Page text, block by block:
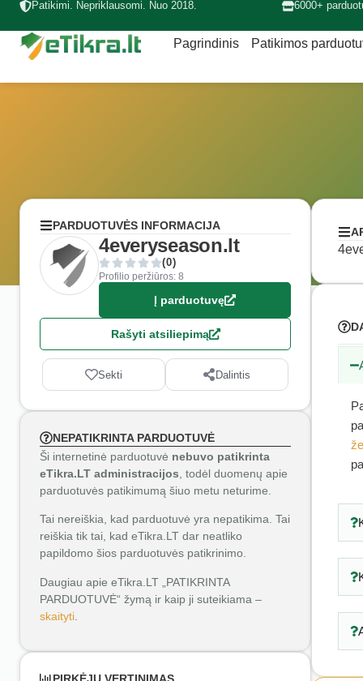
Patikimi. Nepriklausomi. Nuo 2018. 6000+
Pagrindinis Patikimos
PARDUOTUVĖS INFORMACIJA
4everyseason.lt
(0)
Profilio peržiūros: 8
Į parduotuvę
Rašyti atsiliepimą
Sekti Dalintis
NEPATIKRINTA PARDUOTUVĖ
Ši internetinė parduotuvė nebuvo patikrinta
eTikra.LT administracijos , todėl duomenų apie
parduotuvės patikimumą šiuo metu neturime.
Tai nereiškia, kad parduotuvė yra nepatikima. Tai
reiškia tik tai, kad eTikra.LT dar neatliko
papildomo šios parduotuvės patikrinimo.
Daugiau apie eTikra.LT „PATIKRINTA
PARDUOTUVĖ“ žymą ir kaip ji suteikiama –
skaityti
PIRKĖJŲ VERTINIMAS